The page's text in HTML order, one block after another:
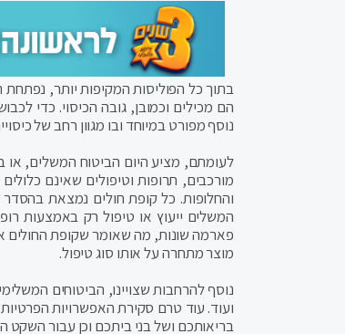
בתוך כל הפוליסות המקיפות יותר,
הם מכילים וכמובן, גובה הכיסוי. כדי
נוסף מפורט במיוחד ובו מגוון רחב של
לעומתם, מציע היום הביטוח המשלים, או
מורכבים, תרופות וטיפולים שאינם
והחלופות. כל קופת חולים נמצאת
המשלים ייעוץ או טיפול רק באמצעות
פארמה שונות, מה שאומר שקופת החולים
מוצר מתחרה על אותו סוג טיפול.
נוסף להרחבות שצויינו, הביטוחים
ועוד. עוד טרם סקירת האפשרויות
בריאותכם ושל בני ביתכם וכן עבור השקט